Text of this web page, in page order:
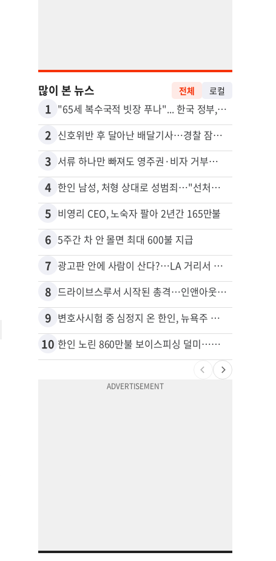
많이 본 뉴스 전체 로컬
1 "65세 복수국적 빗장 푸나"... 한국 정부, 연령 완화 전면 추진
2 신호위반 후 달아난 배달기사…경찰 잠복해 잡고보니 ‘반전’
3 서류 하나만 빠져도 영주권·비자 거부…심사관 재량권 대폭 확대
4 한인 남성, 처형 상대로 성범죄…"선처해줬더니 배신자 취급"
5 비영리 CEO, 노숙자 팔아 2년간 165만불
6 5주간 차 안 몰면 최대 600불 지급
7 광고판 안에 사람이 산다?…LA 거리서 화제
8 드라이브스루서 시작된 총격…인앤아웃 참사 영상 공개
9 변호사시험 중 심정지 온 한인, 뉴욕주 제소
10 한인 노린 860만불 보이스피싱 덜미…영사관·한국 검찰 사칭